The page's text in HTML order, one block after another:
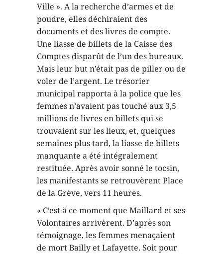
Ville ». A la recherche d’armes et de
poudre, elles déchiraient des
documents et des livres de compte.
Une liasse de billets de la Caisse des
Comptes disparût de l’un des bureaux.
Mais leur but n’était pas de piller ou de
voler de l’argent. Le trésorier
municipal rapporta à la police que les
femmes n’avaient pas touché aux 3,5
millions de livres en billets qui se
trouvaient sur les lieux, et, quelques
semaines plus tard, la liasse de billets
manquante a été intégralement
restituée. Après avoir sonné le tocsin,
les manifestants se retrouvèrent Place
de la Grève, vers 11 heures.
« C’est à ce moment que Maillard et ses
Volontaires arrivèrent. D’après son
témoignage, les femmes menaçaient
de mort Bailly et Lafayette. Soit pour